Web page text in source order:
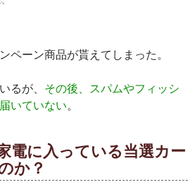
ペーン商品が貰えてしまった。
るが、 その後、スパムやフィッシ
いていない。
電に入っている当選カー
か？